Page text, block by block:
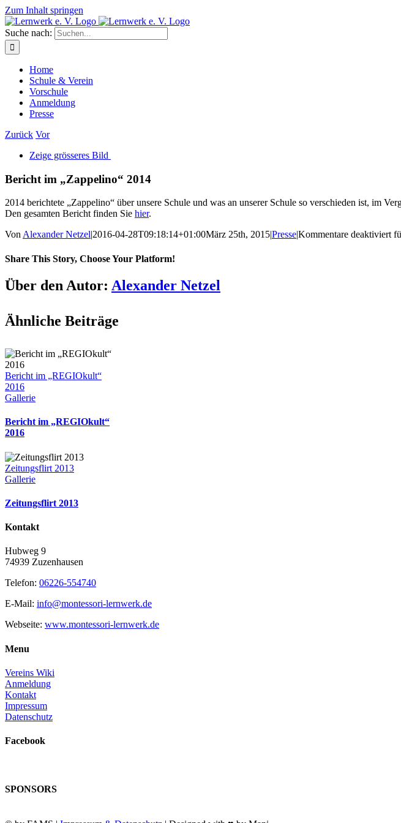
Zum Inhalt springen
Suche nach:
Home
Schule & Verein
Vorschule
Anmeldung
Presse
Zurück Vor
Zeige grösseres Bild
Bericht im „Zappelino“ 2014
2014 berichtete „Zappelino“ über unsere Schule und was an unserer Schule so verschieden ist, im
Den gesamten Bericht finden Sie hier.
VonAlexander Netzel|2016-04-28T09:18:14+01:00März 25th, 2015|Presse|Kommentare deaktiviert
Share This Story, Choose Your Platform!
Über den Autor: Alexander Netzel
Ähnliche Beiträge
Bericht im „REGIOkult“
2016
Gallerie
Bericht im „REGIOkult“
2016
Zeitungsflirt 2013
Gallerie
Zeitungsflirt 2013
Kontakt
Hubweg 9
74939 Zuzenhausen
Telefon: 06226-554740
E-Mail: info@montessori-lernwerk.de
Webseite: www.montessori-lernwerk.de
Menu
Vereins Wiki
Anmeldung
Kontakt
Impressum
Datenschutz
Facebook
SPONSORS